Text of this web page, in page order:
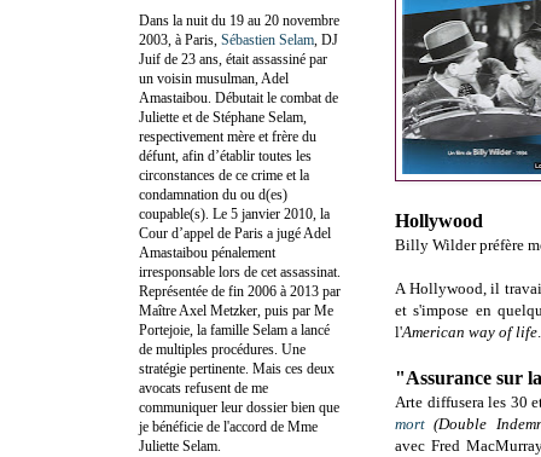
Hollywood
Billy Wilder préfère
A Hollywood, il
et s'impose en
l'American way of life.
"Assurance sur
Arte diffusera les 30
mort (Double
avec Fred
Dans la nuit du 19 au 20 novembre
2003, à Paris, Sébastien Selam , DJ
Juif de 23 ans, était assassiné par
un voisin musulman, Adel
Amastaibou. Débutait le combat de
Juliette et de Stéphane Selam,
respectivement mère et frère du
défunt, afin d’établir toutes les
circonstances de ce crime et la
condamnation du ou d(es)
coupable(s). Le 5 janvier 2010, la
Cour d’appel de Paris a jugé Adel
Amastaibou pénalement
irresponsable lors de cet assassinat.
Représentée de fin 2006 à 2013 par
Maître Axel Metzker, puis par Me
Portejoie, la famille Selam a lancé
de multiples procédures. Une
stratégie pertinente. Mais ces deux
avocats refusent de me
communiquer leur dossier bien que
je bénéficie de l'accord de Mme
Juliette Selam.